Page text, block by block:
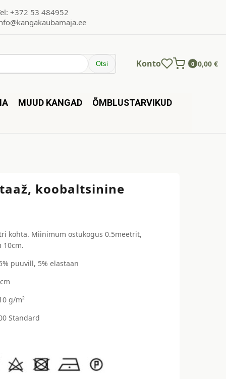
+372 53 484952
Otsi Konto 0 0,00 €
MUUD KANGAD
ÕMBLUSTARVIKUD
koobaltsinine
kohta. Miinimum ostukogus 0.5meetrit,
10cm.
puuvill, 5% elastaan
g/m²
Standard